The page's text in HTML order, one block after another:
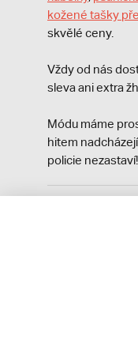
kožené tašky
skvělé ceny.
Vždy od nás
sleva ani extra
Módu máme
hitem
policie nezastaví!
Zároveň je